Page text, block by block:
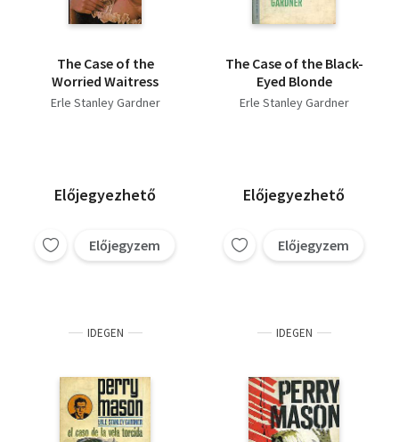
The Case of the
Worried Waitress
Erle Stanley Gardner
Előjegyezhető
Előjegyzem
The Case of the Black-
Eyed Blonde
Erle Stanley Gardner
Előjegyezhető
Előjegyzem
IDEGEN IDEGEN